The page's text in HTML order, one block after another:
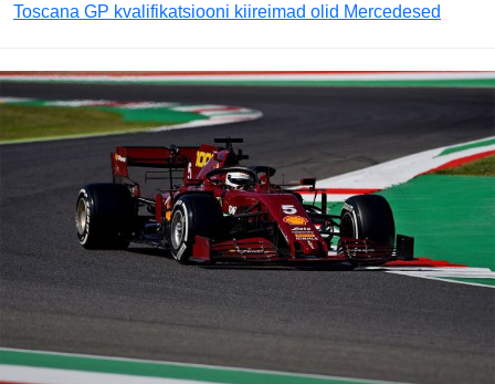
Toscana GP kvalifikatsiooni kiireimad olid Mercedesed